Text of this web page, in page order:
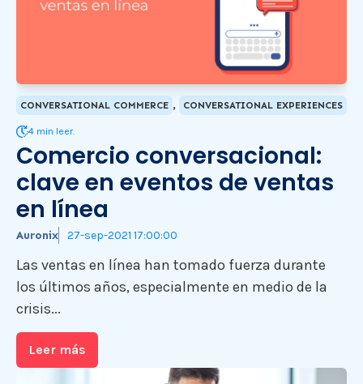
CONVERSATIONAL COMMERCE , CONVERSATIONAL EXPERIENCES
4 min leer.
Comercio conversacional:
clave en eventos de ventas
en línea
Auronix 27-sep-2021 17:00:00
Las ventas en línea han tomado fuerza durante
los últimos años, especialmente en medio de la
crisis...
Leer más